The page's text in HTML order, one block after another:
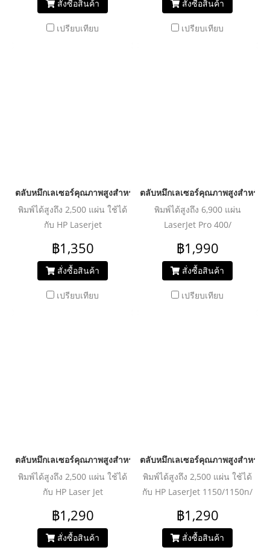
D1350, D1380 Series, Satera
MF5870dn, MF5980dn,
สั่งซื้อสินค้า
เปรียบเทียบ
M426fdn/MFP M426fdw
สั่งซื้อสินค้า
เปรียบเทียบ
ตลับหมึกเลเซอร์คุณภาพสูงสำหรับ HP และ Canon รุ่น C7115A
พิมพ์ได้สูงถึง 2,500 แผ่น ใช้ได้
กับ HP Laserjet
1000/1000w/1005/ 1200/
1220/ 3300/ 3320/ 3330/
3385 / CANON LBP 1210
฿1,350
สั่งซื้อสินค้า
เปรียบเทียบ
ตลับหมึกเลเซอร์คุณภาพสูงสำหรับ
พิมพ์ได้สูงถึง 6,900 แผ่น
LaserJet Pro 400/
M401/M401a/M401n/
M401d/
M401dn/M401dne/M401dw/
CANON imageCLASS
฿1,990
สั่งซื้อสินค้า
เปรียบเทียบ
ตลับหมึกเลเซอร์คุณภาพสูงสำหรับ HP และ Canon รุ่น Q5949A/
พิมพ์ได้สูงถึง 2,500 แผ่น ใช้ได้
กับ HP Laser Jet
1160/1320/1320n/1320nw/1320t/1320tn/
3390/3392
/P2010/P2014/P2014n/P2015/P2015n/
฿1,290
สั่งซื้อสินค้า
ตลับหมึกเลเซอร์คุณภาพสูงสำหรับ
พิมพ์ได้สูงถึง 2,500 แผ่น ใช้ได้
กับ HP LaserJet 1150/1150n/
1300/1300n/1300xi/
1000/1000w/1005/ 1200/
1220/ 3300/ 3320/ 3330/
฿1,290
สั่งซื้อสินค้า